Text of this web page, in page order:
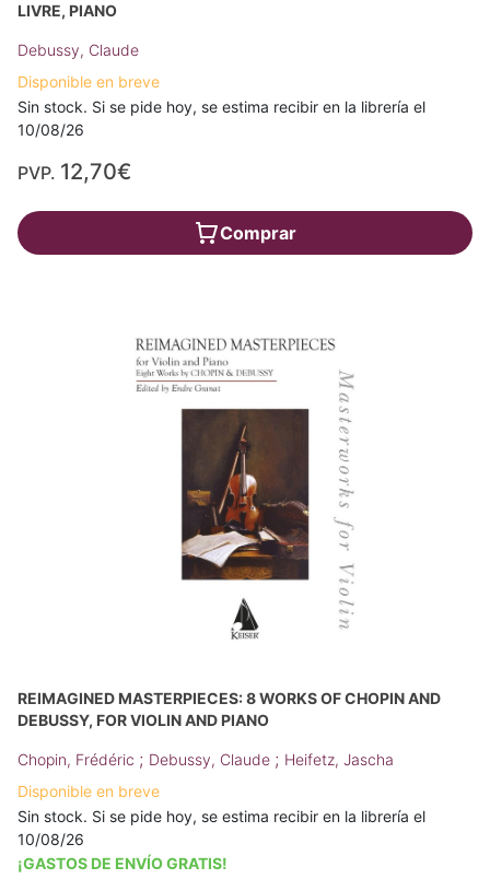
LIVRE, PIANO
Debussy, Claude
Disponible en breve
Sin stock. Si se pide hoy, se estima recibir en la librería el
10/08/26
PVP. 12,70€
Comprar
REIMAGINED MASTERPIECES: 8 WORKS OF CHOPIN AND
DEBUSSY, FOR VIOLIN AND PIANO
Chopin, Frédéric ; Debussy, Claude ; Heifetz, Jascha
Disponible en breve
Sin stock. Si se pide hoy, se estima recibir en la librería el
10/08/26
¡GASTOS DE ENVÍO GRATIS!